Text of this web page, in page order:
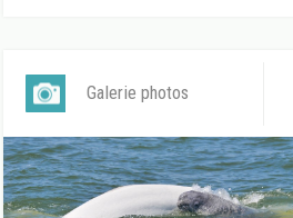
Galerie photos